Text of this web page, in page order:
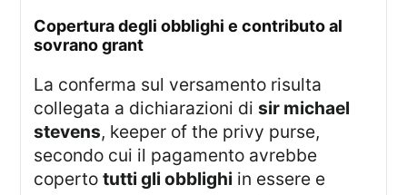
copertura degli obblighi e contributo al
sovrano grant
La conferma sul versamento risulta
collegata a dichiarazioni disir michael
stevens, keeper of the privy purse,
secondo cui il pagamento avrebbe
copertotutti gli obblighi in essere e